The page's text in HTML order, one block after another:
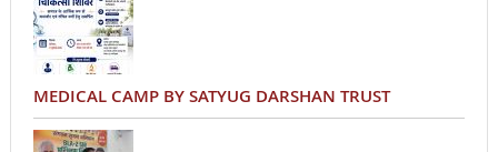
MEDICAL CAMP BY SATYUG DARSHAN TRUST